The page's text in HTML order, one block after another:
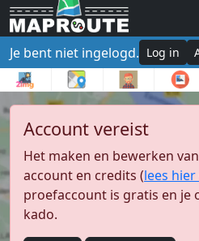
Je bent niet ingelogd. Log in
Account vereist
Het maken en bewerken
account en credits (lees
proefaccount is gratis en je
kado.